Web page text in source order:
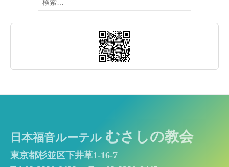
索:
日本福音ルーテル むさしの教会
東京都杉並区下井草1-16-7